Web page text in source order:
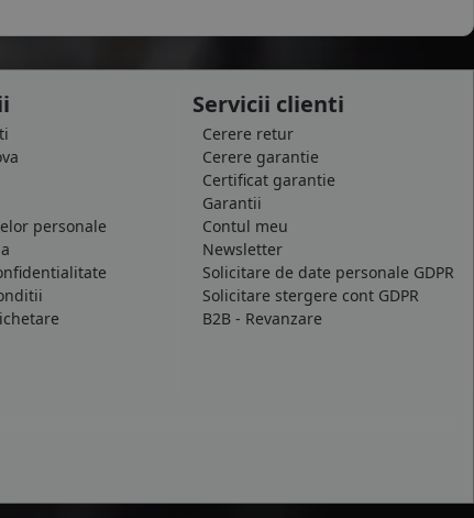
personale
Servicii clienti
Cerere retur
Cerere garantie
Certificat garantie
Garantii
Contul meu
Newsletter
Solicitare de date personale GDPR
Solicitare stergere cont GDPR
B2B - Revanzare